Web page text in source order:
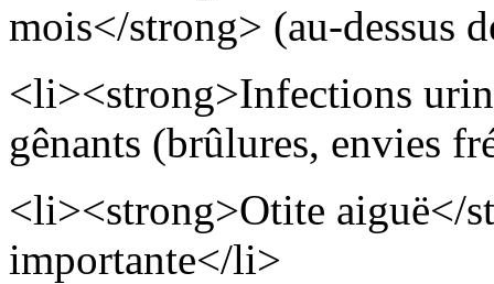
mois</strong> (au-dessus
<li><strong>Infections
gênants (brûlures, envies
<li><strong>Otite aiguë</
importante</li>